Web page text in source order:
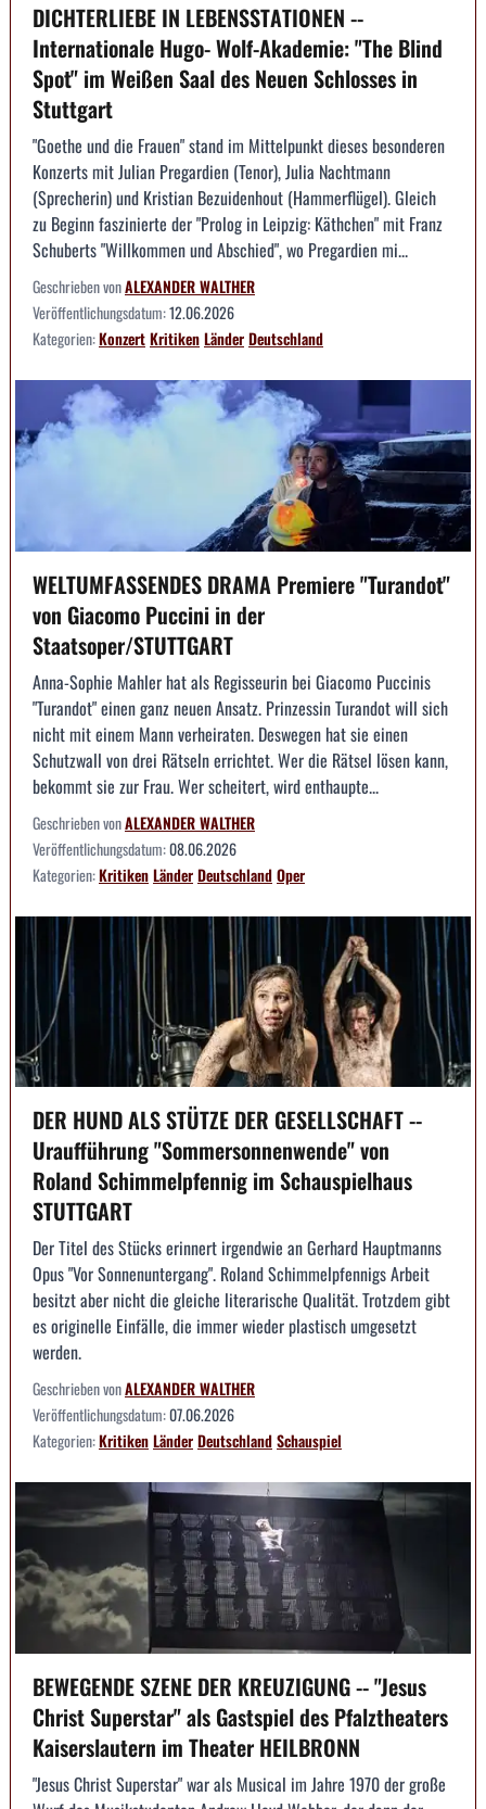
DICHTERLIEBE IN LEBENSSTATIONEN --
Internationale Hugo- Wolf-Akademie: "The Blind
Spot" im Weißen Saal des Neuen Schlosses in
Stuttgart
"Goethe und die Frauen" stand im Mittelpunkt dieses besonderen
Konzerts mit Julian Pregardien (Tenor), Julia Nachtmann
(Sprecherin) und Kristian Bezuidenhout (Hammerflügel). Gleich
zu Beginn faszinierte der "Prolog in Leipzig: Käthchen" mit Franz
Schuberts "Willkommen und Abschied", wo Pregardien mi...
Geschrieben vonALEXANDER WALTHER
Veröffentlichungsdatum:12.06.2026
Kategorien:KonzertKritikenLänderDeutschland
WELTUMFASSENDES DRAMA Premiere "Turandot"
von Giacomo Puccini in der
Staatsoper/STUTTGART
Anna-Sophie Mahler hat als Regisseurin bei Giacomo Puccinis
"Turandot" einen ganz neuen Ansatz. Prinzessin Turandot will sich
nicht mit einem Mann verheiraten. Deswegen hat sie einen
Schutzwall von drei Rätseln errichtet. Wer die Rätsel lösen kann,
bekommt sie zur Frau. Wer scheitert, wird enthaupte...
Geschrieben vonALEXANDER WALTHER
Veröffentlichungsdatum:08.06.2026
Kategorien:KritikenLänderDeutschlandOper
DER HUND ALS STÜTZE DER GESELLSCHAFT --
Uraufführung "Sommersonnenwende" von
Roland Schimmelpfennig im Schauspielhaus
STUTTGART
Der Titel des Stücks erinnert irgendwie an Gerhard Hauptmanns
Opus "Vor Sonnenuntergang". Roland Schimmelpfennigs Arbeit
besitzt aber nicht die gleiche literarische Qualität. Trotzdem gibt
es originelle Einfälle, die immer wieder plastisch umgesetzt
werden.
Geschrieben vonALEXANDER WALTHER
Veröffentlichungsdatum:07.06.2026
Kategorien:KritikenLänderDeutschlandSchauspiel
BEWEGENDE SZENE DER KREUZIGUNG -- "Jesus
Christ Superstar" als Gastspiel des Pfalztheaters
Kaiserslautern im Theater HEILBRONN
"Jesus Christ Superstar" war als Musical im Jahre 1970 der große